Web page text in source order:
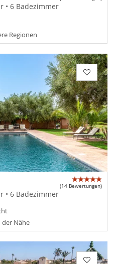
• 6 Badezimmer
Regionen
(14 Bewertungen)
• 6 Badezimmer
Nähe